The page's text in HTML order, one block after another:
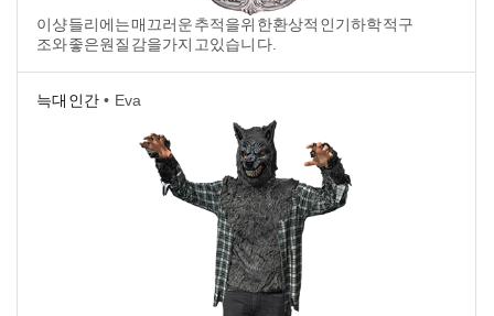
이샹들리에는매끄러운추적을위한환상적인기하학적구
조와좋은원질감을가지고있습니다.
늑대인간 • Eva